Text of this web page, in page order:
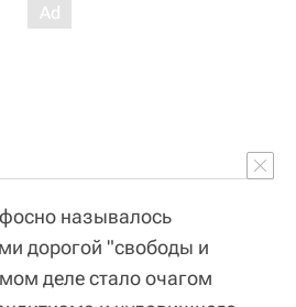
называлось
дорогой "свободы и
деле стало очагом